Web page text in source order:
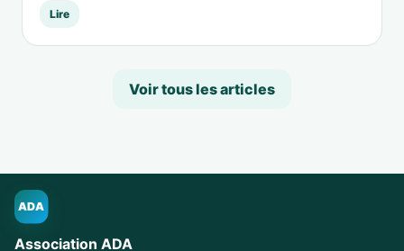
Lire
Voir tous les articles
ADA
Association ADA